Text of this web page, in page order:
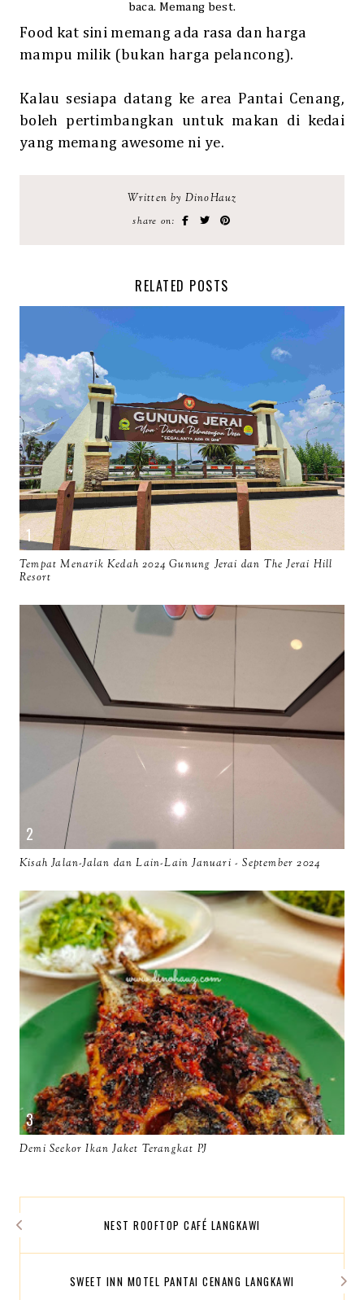
baca. Memang best.
Food kat sini memang ada rasa dan harga
mampu milik (bukan harga pelancong).
Kalau sesiapa datang ke area Pantai Cenang,
boleh pertimbangkan untuk makan di kedai
yang memang awesome ni ye.
Written by DinoHauz
share on:
RELATED POSTS
Tempat Menarik Kedah 2024 Gunung Jerai dan The Jerai Hill
Resort
Kisah Jalan-Jalan dan Lain-Lain Januari - September 2024
Demi Seekor Ikan Jaket Terangkat PJ
NEST ROOFTOP CAFÉ LANGKAWI
SWEET INN MOTEL PANTAI CENANG LANGKAWI